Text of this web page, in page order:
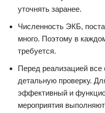
уточнять заранее.
Численность ЭКБ,
много. Поэтому в
требуется.
Перед реализацией все
детальную проверку.
эффективный и
мероприятия